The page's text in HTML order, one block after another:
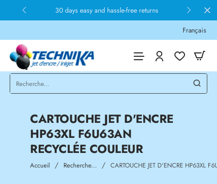
30 days easy and hassle-free returns
Français
CARTOUCHE JET D'ENCRE
HP63XL F6U63AN
RECYCLÉE COULEUR
Accueil homeRecherche... CARTOUCHE JET D'ENCRE HP63XL